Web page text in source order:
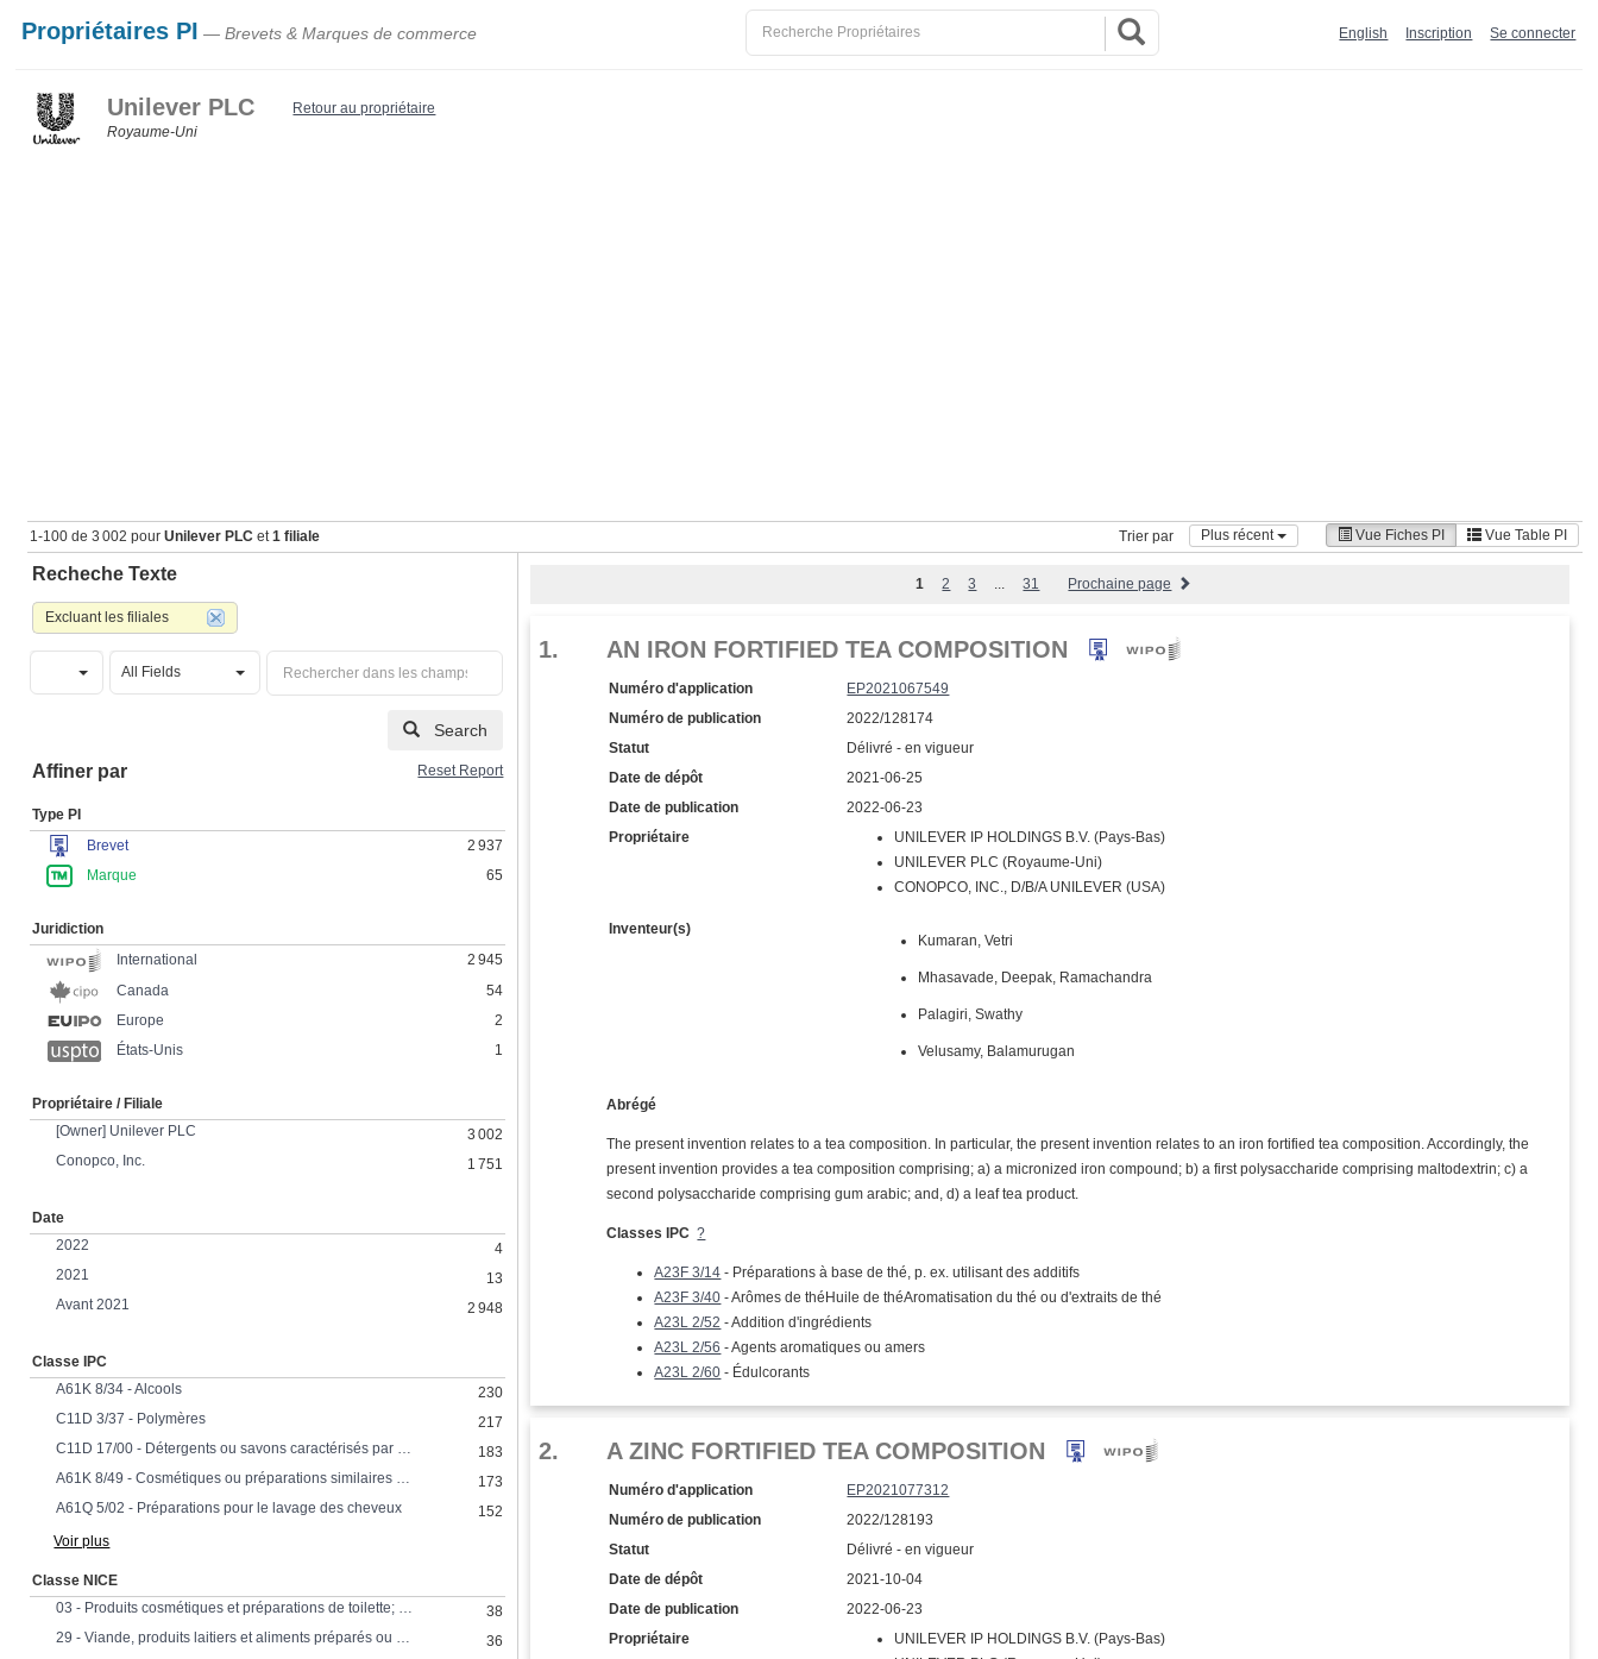
Propriétaires PI — Brevets & Marques de commerce English Inscription Se connecter
Unilever PLC
Royaume‑Uni
Retour au propriétaire
1-100 de 3 002 pourUnilever PLC et1 filiale Trier par Plus récent Vue Fiches PI Vue Table PI
Recheche Texte
Excluant les filiales
All Fields
Search
Affiner par Reset Report
Type PI
Brevet
2 937
Marque
65
Juridiction
International
2 945
Canada
54
Europe
2
États-Unis
1
Propriétaire / Filiale
[Owner] Unilever PLC
3 002
Conopco, Inc.
1 751
Date
2022
4
2021
13
Avant 2021
2 948
Classe IPC
A61K 8/34 - Alcools
230
C11D 3/37 - Polymères
217
C11D 17/00 - Détergents ou savons caractérisés par leur forme ou leurs propriétés physiques
183
A61K 8/49 - Cosmétiques ou préparations similaires pour la toilette caractérisés par la composition contenant des composés organiques contenant des composés hétérocycliques
173
A61Q 5/02 - Préparations pour le lavage des cheveux
152
Voir plus
Classe NICE
03 - Produits cosmétiques et préparations de toilette; préparations pour blanchir, nettoyer, polir et abraser.
38
29 - Viande, produits laitiers et aliments préparés ou conservés
36
1 2 3 ...31 Prochaine page
1. AN IRON FORTIFIED TEA COMPOSITION
Numéro d'application
EP2021067549
Numéro de publication
2022/128174
Statut
Délivré - en vigueur
Date de dépôt
2021-06-25
Date de publication
2022-06-23
Propriétaire
UNILEVER IP HOLDINGS B.V. (Pays‑Bas)
UNILEVER PLC (Royaume‑Uni)
CONOPCO, INC., D/B/A UNILEVER (USA)
Inventeur(s)
Kumaran, Vetri
Mhasavade, Deepak, Ramachandra
Palagiri, Swathy
Velusamy, Balamurugan
Abrégé
The present invention relates to a tea composition. In particular, the present invention relates to an iron fortified tea composition. Accordingly, the
present invention provides a tea composition comprising; a) a micronized iron compound; b) a first polysaccharide comprising maltodextrin; c) a
second polysaccharide comprising gum arabic; and, d) a leaf tea product.
Classes IPC ?
A23F 3/14 - Préparations à base de thé, p. ex. utilisant des additifs
A23F 3/40 - Arômes de théHuile de théAromatisation du thé ou d'extraits de thé
A23L 2/52 - Addition d'ingrédients
A23L 2/56 - Agents aromatiques ou amers
A23L 2/60 - Édulcorants
2. A ZINC FORTIFIED TEA COMPOSITION
Numéro d'application
EP2021077312
Numéro de publication
2022/128193
Statut
Délivré - en vigueur
Date de dépôt
2021-10-04
Date de publication
2022-06-23
Propriétaire
UNILEVER IP HOLDINGS B.V. (Pays‑Bas)